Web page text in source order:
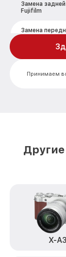
Замена
Fujifilm
Замена
Замена CCD/
Замена
Black Fujifilm
Замена платы
Kit XF Black
Принимаем
X-A3